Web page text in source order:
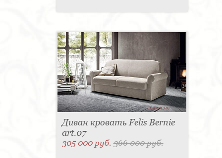
Диван кровать Felis Bernie
art.07
305 000 руб.366 000 руб.